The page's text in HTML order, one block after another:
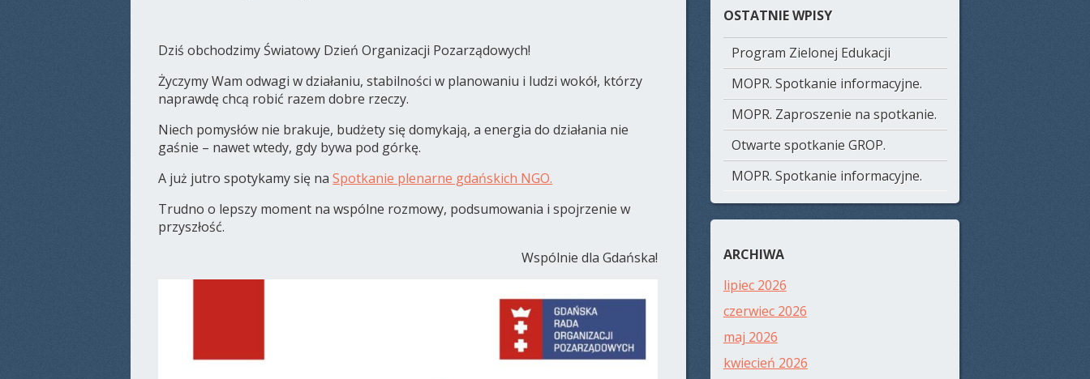
Dziś obchodzimy Światowy Dzień Organizacji Pozarządowych!
Życzymy Wam odwagi w działaniu, stabilności w planowaniu i ludzi wokół, którzy
naprawdę chcą robić razem dobre rzeczy.
Niech pomysłów nie brakuje, budżety się domykają, a energia do działania nie
gaśnie – nawet wtedy, gdy bywa pod górkę.
A już jutro spotykamy się naSpotkanie plenarne gdańskich NGO.
Trudno o lepszy moment na wspólne rozmowy, podsumowania i spojrzenie w
przyszłość.
Wspólnie dla Gdańska!
OSTATNIE WPISY
Program Zielonej Edukacji
MOPR. Spotkanie informacyjne.
MOPR. Zaproszenie na spotkanie.
Otwarte spotkanie GROP.
MOPR. Spotkanie informacyjne.
ARCHIWA
lipiec 2026
czerwiec 2026
maj 2026
kwiecień 2026